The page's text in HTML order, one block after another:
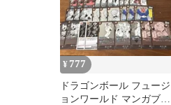
¥ 777
ドラゴンボール フュージ
ョンワールド マンガブー